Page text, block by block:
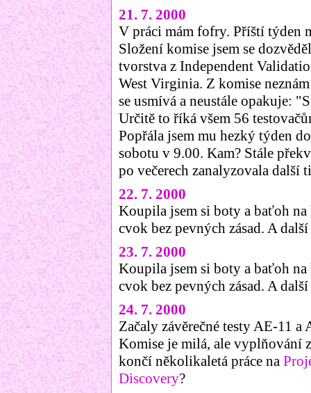
21. 7. 2000
V práci mám fofry. Příští týden
Složení komise jsem se
tvorstva z Independent
West Virginia. Z komise
se usmívá a neustále opakuje:
Určitě to říká všem 56
Popřála jsem mu hezký týden
sobotu v 9.00. Kam? Stále
po večerech zanalyzovala další
22. 7. 2000
Koupila jsem si boty a baťoh
cvok bez pevných zásad. A
23. 7. 2000
Koupila jsem si boty a baťoh
cvok bez pevných zásad. A
24. 7. 2000
Začaly závěrečné testy AE-11
Komise je milá, ale vyplňování
končí několikaletá práce na
Discovery?